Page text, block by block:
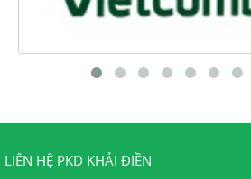
LIÊN HỆ PKD KHẢI ĐIỀN